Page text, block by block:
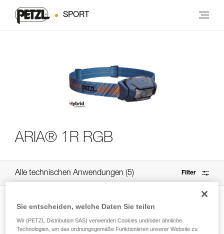
SPORT
ARIA® 1R RGB
Alle technischen Anwendungen 5 Filter
Sie entscheiden, welche Daten Sie teilen
Wir (PETZL Distribution SAS) verwenden Cookies und/oder ähnliche
Technologien, um das ordnungsgemäße Funktionieren unserer Website zu